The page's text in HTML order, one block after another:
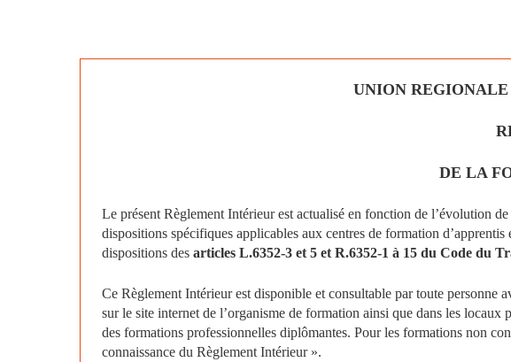
UNION REGIONALE
DE LA
Le présent Règlement Intérieur est actualisé en fonction de l’évolution
dispositions spécifiques applicables aux centres de formation
dispositions des articles L.6352-3 et 5 et R.6352-1 à 15 du Code du
Ce Règlement Intérieur est disponible et consultable par toute personne
sur le site internet de l’organisme de formation ainsi que dans les
des formations professionnelles diplômantes. Pour les formations non
connaissance du Règlement Intérieur ».